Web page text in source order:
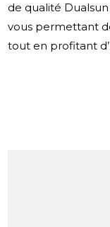
de qualité
vous permettant
tout en profitant